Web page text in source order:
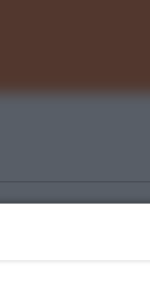
z opiekunami ze
terenie: